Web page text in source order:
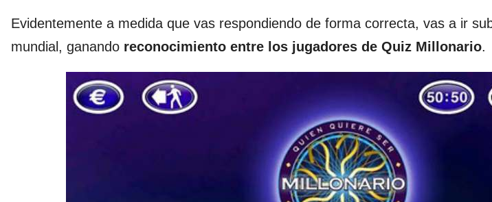
Evidentemente a medida que vas respondiendo de forma correcta, vas a ir
mundial, ganando reconocimiento entre los jugadores de Quiz Millonario.